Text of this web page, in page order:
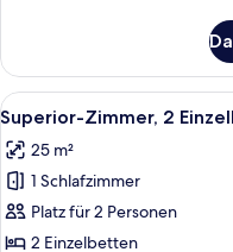
Zimmer
Alle
Fotos
für
Superior-
Zimmer,
2 Einzelbetten
9
Superior-Zimmer, 2
25 m²
1 Schlafzimmer
Platz für 2 Personen
2 Einzelbetten